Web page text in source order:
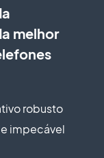
melhor
robusto
impecável